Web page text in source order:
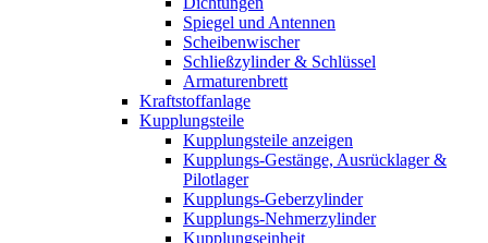
Spiegel und Antennen
Scheibenwischer
Schließzylinder & Schlüssel
Armaturenbrett
Kraftstoffanlage
Kupplungsteile
Kupplungsteile anzeigen
Kupplungs-Gestänge, Ausrücklager &
Pilotlager
Kupplungs-Geberzylinder
Kupplungs-Nehmerzylinder
Kupplungseinheit